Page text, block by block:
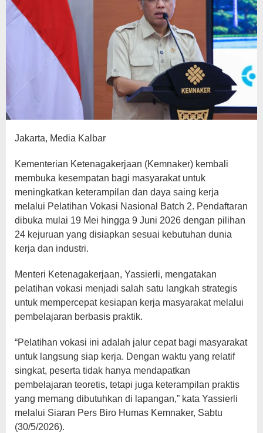
Jakarta, Media Kalbar
Kementerian Ketenagakerjaan (Kemnaker) kembali
membuka kesempatan bagi masyarakat untuk
meningkatkan keterampilan dan daya saing kerja
melalui Pelatihan Vokasi Nasional Batch 2. Pendaftaran
dibuka mulai 19 Mei hingga 9 Juni 2026 dengan pilihan
24 kejuruan yang disiapkan sesuai kebutuhan dunia
kerja dan industri.
Menteri Ketenagakerjaan, Yassierli, mengatakan
pelatihan vokasi menjadi salah satu langkah strategis
untuk mempercepat kesiapan kerja masyarakat melalui
pembelajaran berbasis praktik.
“Pelatihan vokasi ini adalah jalur cepat bagi masyarakat
untuk langsung siap kerja. Dengan waktu yang relatif
singkat, peserta tidak hanya mendapatkan
pembelajaran teoretis, tetapi juga keterampilan praktis
yang memang dibutuhkan di lapangan,” kata Yassierli
melalui Siaran Pers Biro Humas Kemnaker, Sabtu
(30/5/2026).